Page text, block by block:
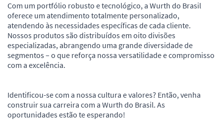
Com um portfólio robusto e tecnológico, a Wurth do Brasil
oferece um atendimento totalmente personalizado,
atendendo às necessidades específicas de cada cliente.
Nossos produtos são distribuídos em oito divisões
especializadas, abrangendo uma grande diversidade de
segmentos – o que reforça nossa versatilidade e compromisso
com a excelência.
Identificou-se com a nossa cultura e valores? Então, venha
construir sua carreira com a Wurth do Brasil. As
oportunidades estão te esperando!